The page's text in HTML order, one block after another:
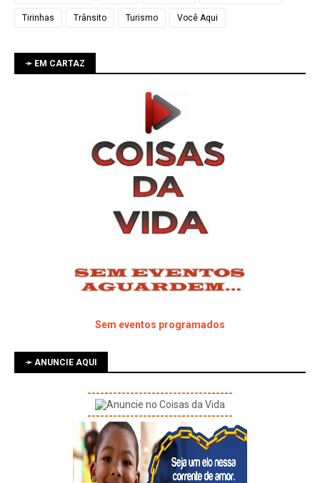
Tirinhas Trânsito Turismo Você Aqui
➛ EM CARTAZ
Sem eventos programados
➛ ANUNCIE AQUI
----------------------------------
----------------------------------